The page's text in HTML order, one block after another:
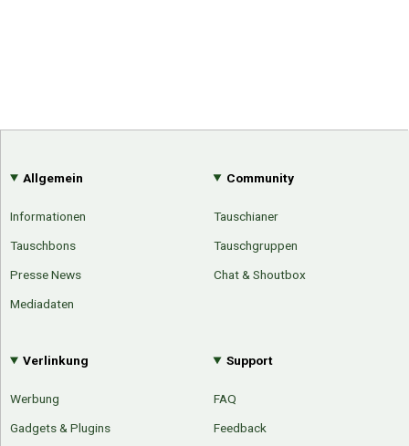
Allgemein
Informationen
Tauschbons
Presse News
Mediadaten
Community
Tauschianer
Tauschgruppen
Chat & Shoutbox
Verlinkung
Werbung
Gadgets & Plugins
Support
FAQ
Feedback